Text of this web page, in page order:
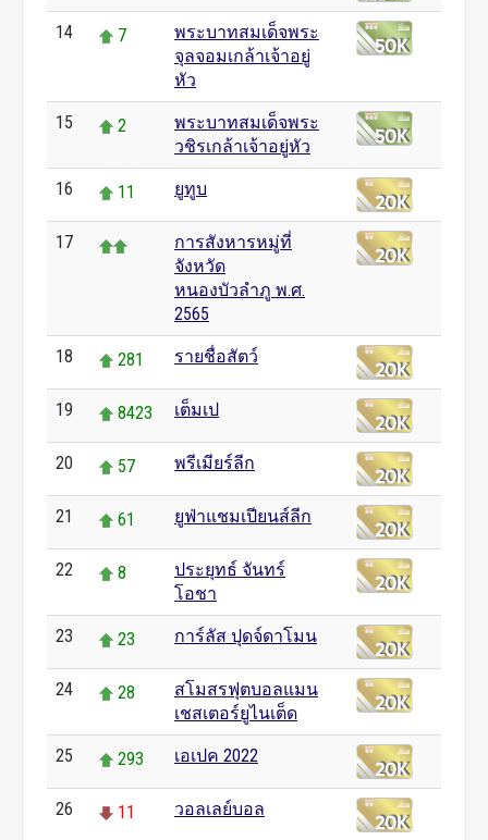
14 7
พระบาทสมเด็จพระ
จุลจอมเกล้าเจ้าอยู่
หัว
15 2
พระบาทสมเด็จพระ
วชิรเกล้าเจ้าอยู่หัว
16 11 ยูทูบ
17
การสังหารหมู่ที่
จังหวัด
หนองบัวลำภู พ.ศ.
2565
18 281 รายชื่อสัตว์
19 8423 เต็มเป
20 57 พรีเมียร์ลีก
21 61 ยูฟ่าแชมเปียนส์ลีก
22 8
ประยุทธ์ จันทร์
โอชา
23 23 การ์ลัส ปุดจ์ดาโมน
24 28
สโมสรฟุตบอลแมน
เชสเตอร์ยูไนเต็ด
25 293 เอเปค 2022
26 11 วอลเลย์บอล